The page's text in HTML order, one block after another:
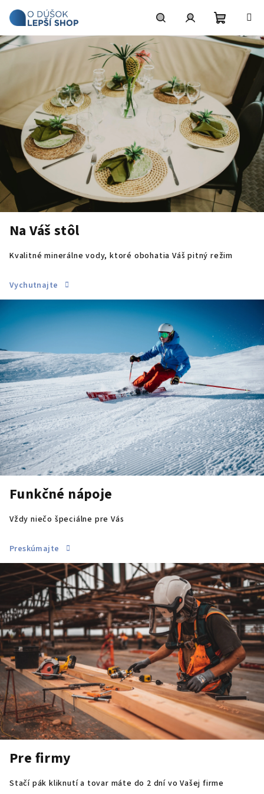
obsah
HľadaťPrihlásenie
košík
Na Váš stôl
Kvalitné minerálne vody, ktoré obohatia Váš pitný režim
Vychutnajte
Funkčné nápoje
Vždy niečo špeciálne pre Vás
Preskúmajte
Pre firmy
Stačí pák kliknutí a tovar máte do 2 dní vo Vašej firme